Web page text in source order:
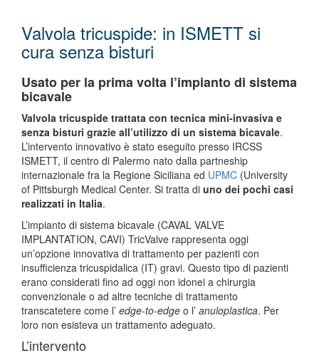
Valvola tricuspide: in ISMETT si
cura senza bisturi
Usato per la prima volta l’impianto di sistema
bicavale
Valvola tricuspide trattata con tecnica mini-invasiva e
senza bisturi grazie all’utilizzo di un sistema bicavale.
L’intervento innovativo è stato eseguito presso IRCSS
ISMETT, il centro di Palermo nato dalla partneship
internazionale fra la Regione Siciliana ed UPMC (University
of Pittsburgh Medical Center. Si tratta di uno dei pochi casi
realizzati in Italia.
L’impianto di sistema bicavale (CAVAL VALVE
IMPLANTATION, CAVI) TricValve rappresenta oggi
un’opzione innovativa di trattamento per pazienti con
insufficienza tricuspidalica (IT) gravi. Questo tipo di pazienti
erano considerati fino ad oggi non idonei a chirurgia
convenzionale o ad altre tecniche di trattamento
transcatetere come l’ edge-to-edge o l’ anuloplastica. Per
loro non esisteva un trattamento adeguato.
L’intervento